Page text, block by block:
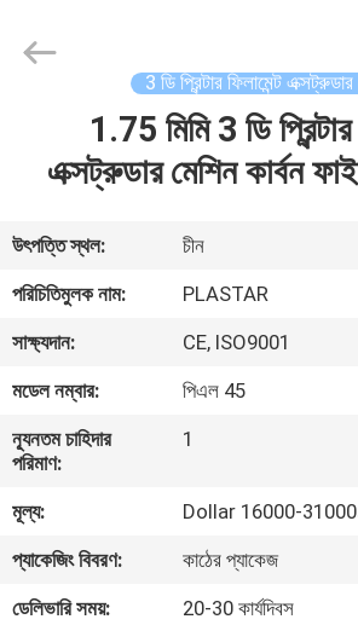
আমাদের
সম্পর্কে
কারখানা
ভ্রমণ
মান
নিয়ন্ত্রণ
Plastar
Machinery
3 ডি প্রিন্টার ফিলামেন্ট
1.75 মিমি 3 ডি প্রিন্টার
এক্সট্রুডার মেশিন কার্বন
উৎপত্তি স্থল:
চীন
পরিচিতিমুলক নাম:
PLASTAR
সাক্ষ্যদান:
CE, ISO9001
মডেল নম্বার:
পিএল 45
ন্যূনতম চাহিদার
পরিমাণ:
1
মূল্য:
Dollar 16000-
প্যাকেজিং বিবরণ:
কাঠের প্যাকেজ
ডেলিভারি সময়:
20-30 কার্যদিবস